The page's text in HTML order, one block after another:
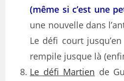
(même si c’est une
une nouvelle dans
Le défi court
rempile jusque là
Le défi Martien de